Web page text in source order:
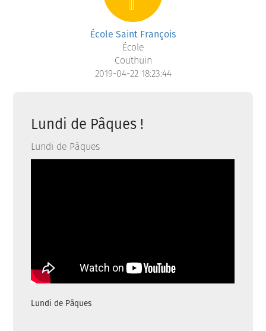
École Saint François
École
Couthuin
2019-04-22 18:23:44
Lundi de Pâques !
Lundi de Pâques
Lundi de Pâques